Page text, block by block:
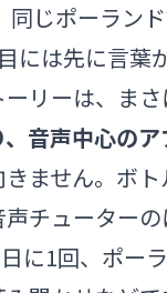
同じポーラン
には先に言葉
リーは、まさ
音声中心のア
ません。ボ
チューターの
に1回、ポー